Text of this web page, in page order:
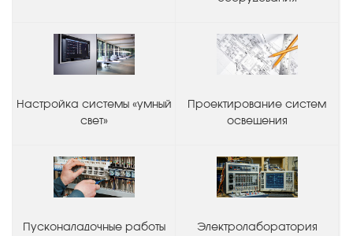
Настройка системы «умный
свет»
Проектирование систем
освещения
Пусконаладочные работы Электролаборатория